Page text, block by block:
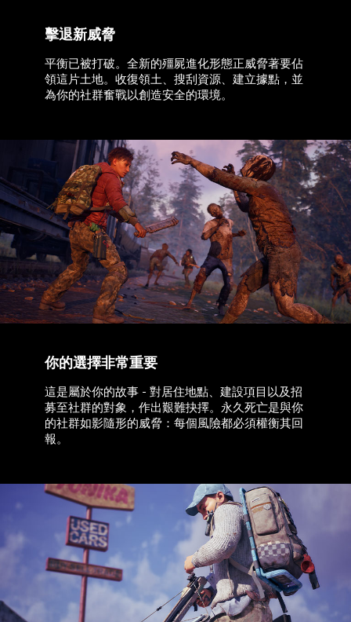
擊退新威脅
平衡已被打破。全新的殭屍進化形態正威脅著要佔
領這片土地。收復領土、搜刮資源、建立據點，並
為你的社群奮戰以創造安全的環境。
你的選擇非常重要
這是屬於你的故事 - 對居住地點、建設項目以及招
募至社群的對象，作出艱難抉擇。永久死亡是與你
的社群如影隨形的威脅：每個風險都必須權衡其回
報。